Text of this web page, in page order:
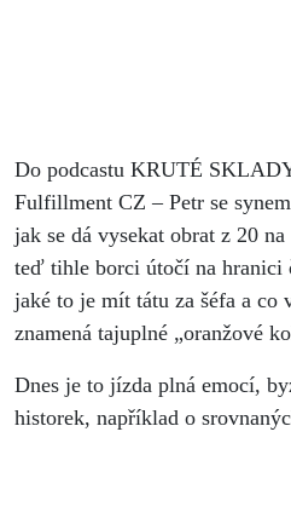
Do podcastu KRUTÉ
Fulfillment CZ – Petr se
jak se dá vysekat obrat z 20
teď tihle borci útočí na
jaké to je mít tátu za šéfa a
znamená tajuplné „oranžové
Dnes je to jízda plná emocí,
historek, například o